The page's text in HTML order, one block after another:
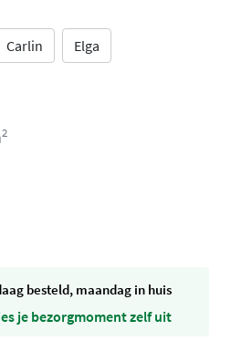
Carlin Elga
2
besteld, maandag in huis
je bezorgmoment zelf uit